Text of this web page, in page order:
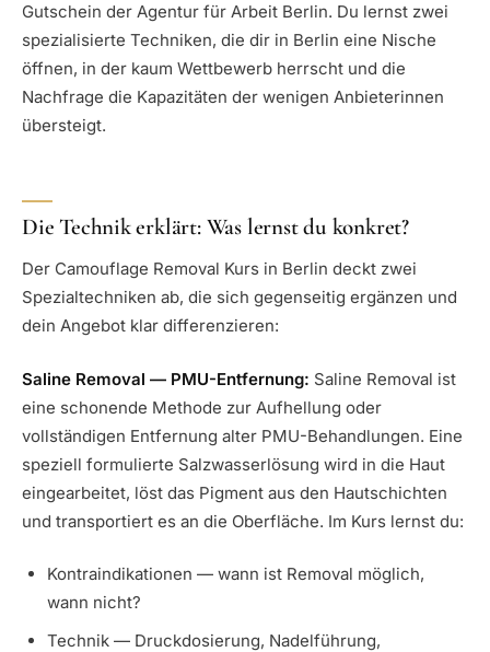
Gutschein der Agentur für Arbeit Berlin. Du lernst zwei
spezialisierte Techniken, die dir in Berlin eine Nische
öffnen, in der kaum Wettbewerb herrscht und die
Nachfrage die Kapazitäten der wenigen Anbieterinnen
übersteigt.
Die Technik erklärt: Was lernst du konkret?
Der Camouflage Removal Kurs in Berlin deckt zwei
Spezialtechniken ab, die sich gegenseitig ergänzen und
dein Angebot klar differenzieren:
Saline Removal — PMU-Entfernung: Saline Removal ist
eine schonende Methode zur Aufhellung oder
vollständigen Entfernung alter PMU-Behandlungen. Eine
speziell formulierte Salzwasserlösung wird in die Haut
eingearbeitet, löst das Pigment aus den Hautschichten
und transportiert es an die Oberfläche. Im Kurs lernst du:
Kontraindikationen — wann ist Removal möglich,
wann nicht?
Technik — Druckdosierung, Nadelführung,